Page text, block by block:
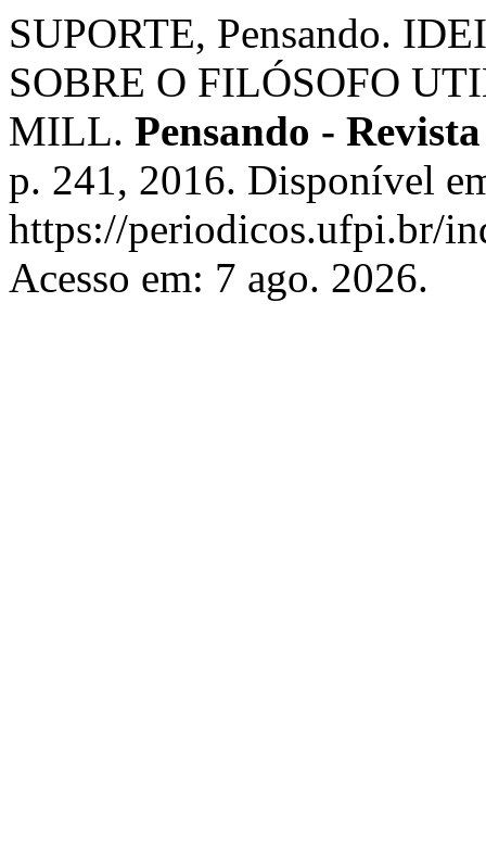
SUPORTE, Pensando.
SOBRE O FILÓSOFO
MILL. Pensando -
p. 241, 2016. Disponível
https://periodicos.ufpi.br/
Acesso em: 7 ago. 2026.